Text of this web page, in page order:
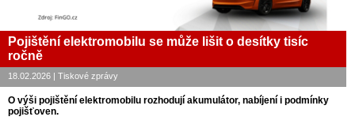
Pojištění elektromobilu se může lišit o desítky tisíc
ročně
18.02.2026 | Tiskové zprávy
O výši pojištění elektromobilu rozhodují akumulátor, nabíjení i podmínky
pojišťoven.